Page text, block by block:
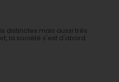
distinctes mais aussi très
la société s'est d'abord